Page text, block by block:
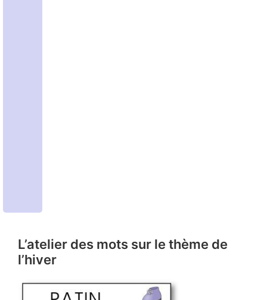
L’atelier des mots sur le thème de
l’hiver